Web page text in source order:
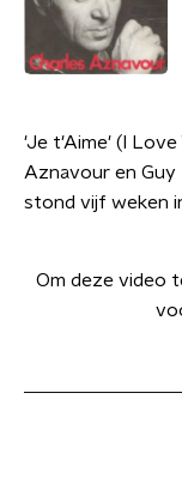
'Je t'Aime' (I Love
Aznavour en Guy
stond vijf weken
Om deze video